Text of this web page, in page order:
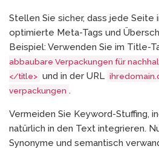
Stellen Sie sicher, dass jede Seite
optimierte Meta-Tags und
Beispiel: Verwenden Sie im Title-
abbaubare Verpackungen für
</title> und in der URL
verpackungen .
Vermeiden Sie Keyword-Stuffing,
natürlich in den Text integrieren.
Synonyme und semantisch